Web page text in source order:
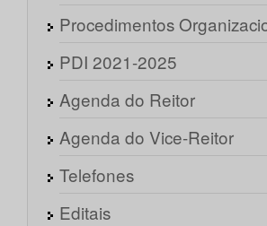
Procedimentos
PDI 2021-2025
Agenda do Reitor
Agenda do Vice-Reitor
Telefones
Editais